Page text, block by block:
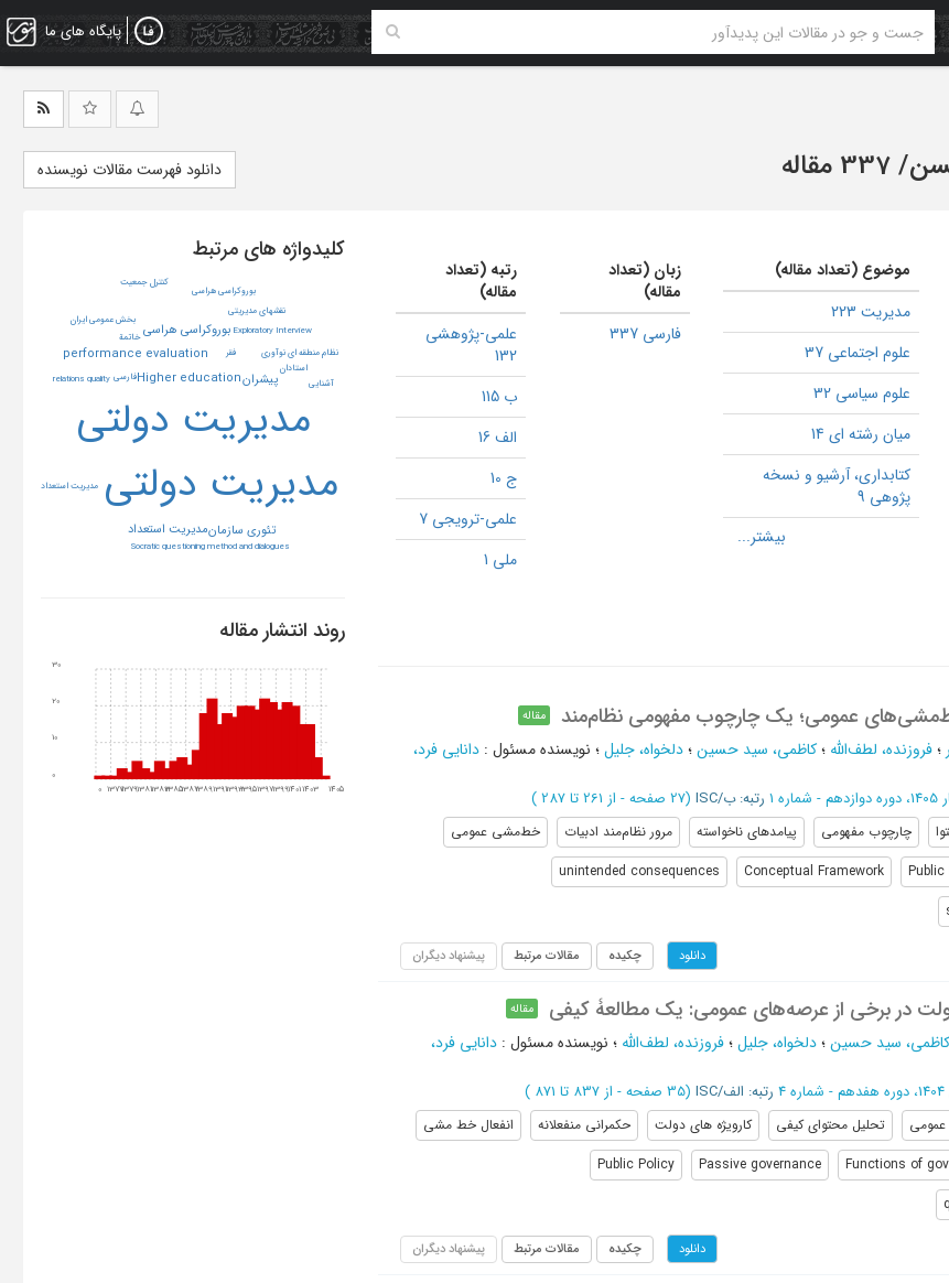
پایگاه های ما
/337 مقاله دانلود فهرست مقالات نویسنده
موضوع (تعداد مقاله)
مدیریت 223
علوم اجتماعی 37
علوم سیاسی 32
میان رشته ای 14
كتابداری، آرشیو و نسخه
پژوهی 9
زبان (تعداد
مقاله)
فارسی 337
رتبه (تعداد
مقاله)
علمی-پژوهشی
132
ب 115
الف 16
ج 10
علمی-ترویجی 7
ملی 1
عمومی؛ یک چارچوب مفهومی نظام‌مند مقاله
؛فروزنده، لطف‌الله ؛کاظمی، سید حسین؛دلخواه، جلیل؛ نویسنده مسئول : دانایی‌ فرد،
1 رتبه: ب/ISC (‎27 صفحه - از 261 تا 287 )
چارچوب مفهومی پیامدهای ناخواسته مرور نظام‌مند ادبیات
خط‌مشی‌ عمومی
Conceptual Framework
unintended consequences
دانلود چکیده مقالات مرتبط پیشنهاد دیگران
در برخی از عرصه‌‌های عمومی: یک مطالعۀ کیفی مقاله
کاظمی، سید حسین؛دلخواه، جلیل؛فروزنده، لطف‌الله ؛ نویسنده مسئول : دانایی فرد،
رتبه: الف/ISC (‎35 صفحه - از 837 تا 871 )
تحلیل محتوای کیفی کارویژه های دولت حکمرانی منفعلانه
انفعال خط مشی
Functions of
Passive governance
Public Policy
دانلود چکیده مقالات مرتبط پیشنهاد دیگران
کلیدواژه های مرتبط
مدیریت دولتی
مدیریت دولتی
Higher education
performance evaluation
بوروکراسی هراسی
پیشران
مدیریت استعدادتئوری سازمان
Exploratory Interview
relations quality
Socratic questioning method and dialogues
فقر نظام منطقه ای نوآوری
نقشهای مدیریتی
آشنایی
استادان
بخش عمومی ایران
بوروکراسی هراسی
خاتمة
فارسی
مدیریت استعداد
کنترل جمعیت
روند انتشار مقاله
0 13771379138113831385138713891391139313951397139914011403 1405
0
10
20
30